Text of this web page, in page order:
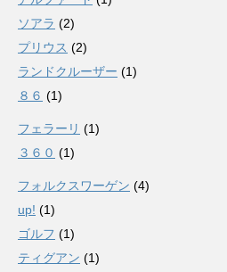
ソアラ (2)
プリウス (2)
ランドクルーザー (1)
８６ (1)
フェラーリ (1)
３６０ (1)
フォルクスワーゲン (4)
up! (1)
ゴルフ (1)
ティグアン (1)